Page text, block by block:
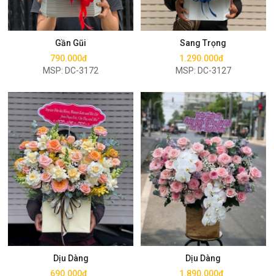
Gần Gũi
790.000đ
MSP: DC-3172
Mua ngay
Sang Trọng
1.290.000đ
MSP: DC-3127
Mua ngay
Dịu Dàng
690.000đ
Mua ngay
Dịu Dàng
1.890.000đ
Mua ngay